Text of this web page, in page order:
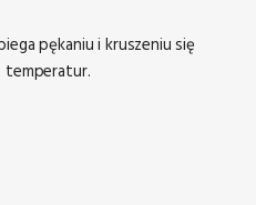
pękaniu i kruszeniu się
temperatur.